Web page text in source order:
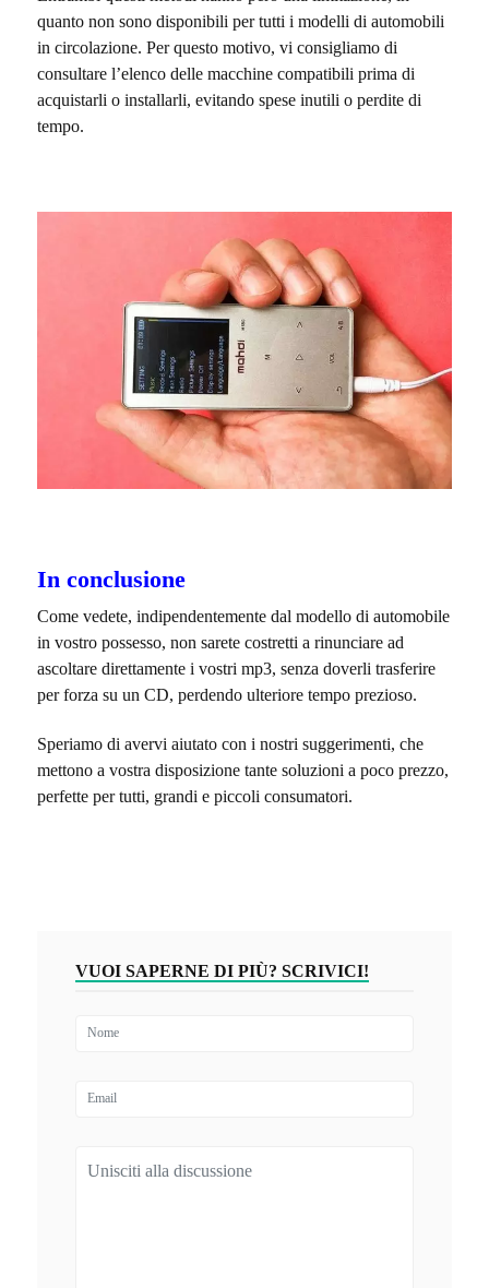
quanto non sono disponibili per tutti i modelli di automobili
in circolazione. Per questo motivo, vi consigliamo di
consultare l’elenco delle macchine compatibili prima di
acquistarli o installarli, evitando spese inutili o perdite di
tempo.
In conclusione
Come vedete, indipendentemente dal modello di automobile
in vostro possesso, non sarete costretti a rinunciare ad
ascoltare direttamente i vostri mp3, senza doverli trasferire
per forza su un CD, perdendo ulteriore tempo prezioso.
Speriamo di avervi aiutato con i nostri suggerimenti, che
mettono a vostra disposizione tante soluzioni a poco prezzo,
perfette per tutti, grandi e piccoli consumatori.
VUOI SAPERNE DI PIÙ? SCRIVICI!